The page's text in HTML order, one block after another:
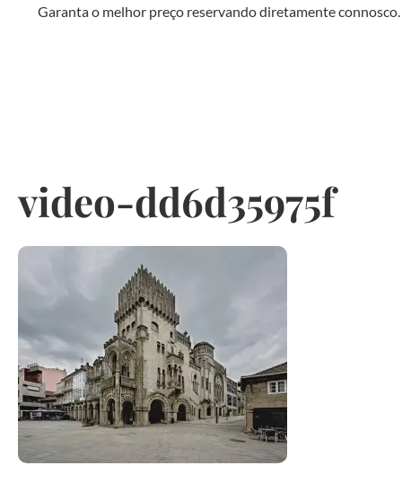
Garanta o melhor preço reservando diretamente connosco.
video-dd6d35975f